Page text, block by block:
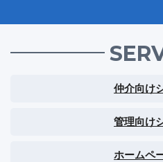
仲介向け
管理向け
ホームペ